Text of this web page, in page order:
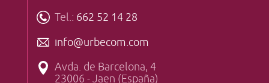
Tel.: 662 52 14 28
info@urbecom.com
Avda. de Barcelona, 4
23006 - Jaen (España)